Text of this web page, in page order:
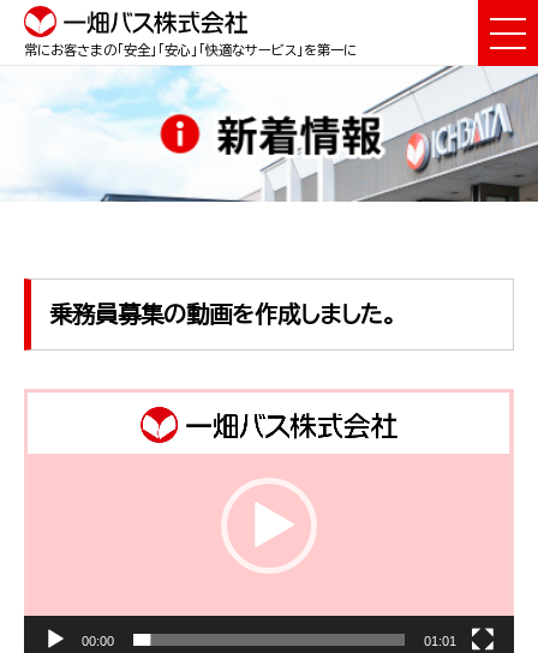
常にお客さまの「安全」「安心」「快適なサービス」を第一に
乗務員募集の動画を作成しました。
動
レ
00:00 01:01